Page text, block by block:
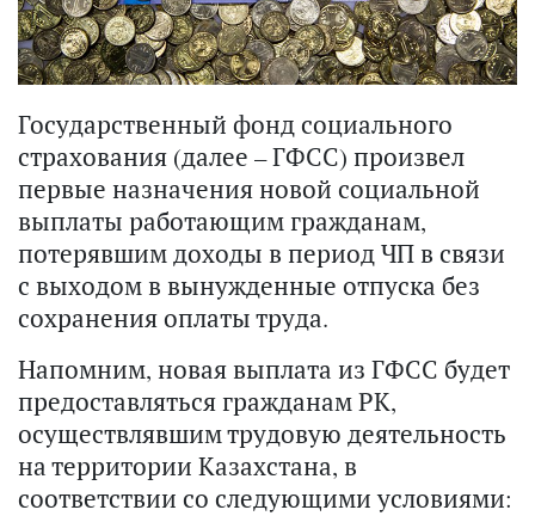
Государственный фонд социального
страхования (далее – ГФСС) произвел
первые назначения новой социальной
выплаты работающим гражданам,
потерявшим доходы в период ЧП в связи
с выходом в вынужденные отпуска без
сохранения оплаты труда.
Напомним, новая выплата из ГФСС будет
предоставляться гражданам РК,
осуществлявшим трудовую деятельность
на территории Казахстана, в
соответствии со следующими условиями: